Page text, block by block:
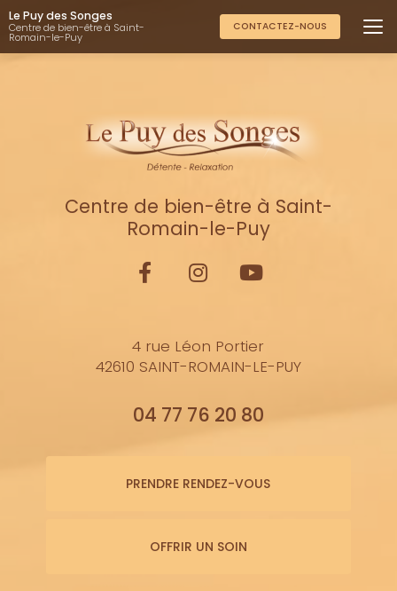
Aller
au
contenu
principal
Le Puy des Songes
Centre de bien-être à Saint-
Romain-le-Puy
CONTACTEZ-NOUS
Centre de bien-être à Saint-
Romain-le-Puy
4 rue Léon Portier
42610 SAINT-ROMAIN-LE-PUY
04 77 76 20 80
PRENDRE RENDEZ-VOUS
OFFRIR UN SOIN